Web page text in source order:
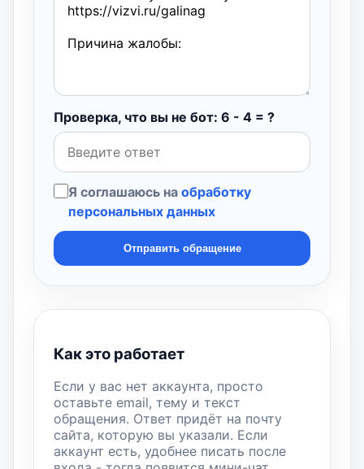
Проверка, что вы не бот: 6 - 4 = ?
Я соглашаюсь на обработку
персональных данных
Отправить обращение
Как это работает
Если у вас нет аккаунта, просто
оставьте email, тему и текст
обращения. Ответ придёт на почту
сайта, которую вы указали. Если
аккаунт есть, удобнее писать после